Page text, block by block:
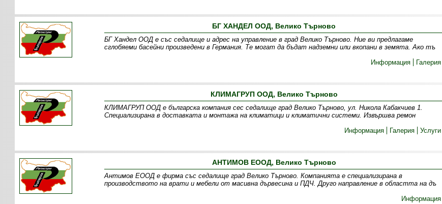
БГ ХАНДЕЛ ООД, Велико Търново
БГ Хандел ООД е със седалище и адрес на управление в град Велико Търново. Ние ви предлагаме
сглобяеми басейни произведени в Германия. Те могат да бъдат надземни или вкопани в земята. Ако тъ
Информация
Галерия
КЛИМАГРУП ООД, Велико Търново
КЛИМАГРУП OOД е българска компания сес седалище град Велико Търново, ул. Никола Кабакчиев 1.
Специализирана в доставката и монтажа на климатици и климатични системи. Извършва ремон
Информация
Галерия Услуги
АНТИМОВ ЕООД, Велико Търново
Антимов ЕООД е фирма със седалище град Велико Търново. Компанията е специализирана в
производството на врати и мебели от масивна дървесина и ПДЧ. Друго направление в областта на дъ
Информация